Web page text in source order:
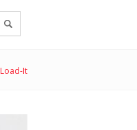
Load-It